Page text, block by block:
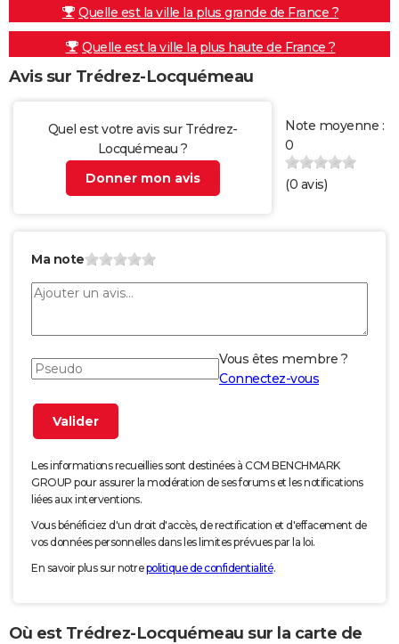
Quelle est la ville la plus grande de France ?
Quelle est la ville la plus haute de France ?
Avis sur Trédrez-Locquémeau
Quel est votre avis sur Trédrez-
Locquémeau ?
Donner mon avis
Note moyenne :
0
(0 avis)
Ma note
Vous êtes membre ?
Connectez-vous
Les informations recueillies sont destinées à CCM BENCHMARK
GROUP pour assurer la modération de ses forums et les notifications
liées aux interventions.
Vous bénéficiez d'un droit d'accès, de rectification et d'effacement de
vos données personnelles dans les limites prévues par la loi.
En savoir plus sur notrepolitique de confidentialité.
Où est Trédrez-Locquémeau sur la carte de